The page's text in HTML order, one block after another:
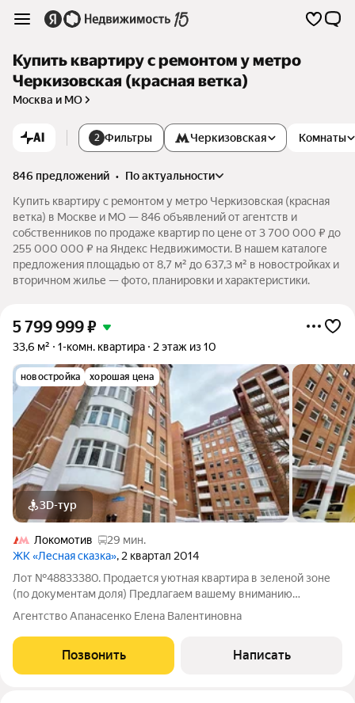
Купить квартиру с ремонтом у метро
Черкизовская (красная ветка)
Москва и МО
AI 2 Фильтры Комнаты
Черкизовская
846 предложений •
по актуальности
Купить квартиру с ремонтом у метро Черкизовская (красная
ветка) в Москве и МО — 846 объявлений от агентств и
собственников по продаже квартир по цене от 3 700 000 ₽ до
255 000 000 ₽ на Яндекс Недвижимости. В нашем каталоге
предложения площадью от 8,7 м² до 637,3 м² в новостройках и
вторичном жилье — фото, планировки и характеристики.
5 799 999₽
33,6 м² 1-комн. квартира 2 этаж из 10
новостройка хорошая цена
3D-тур
Локомотив
29 мин.
ЖК «Лесная сказка», 2 квартал 2014
Лот №48833380. Продается уютная квартира в зеленой зоне
(по документам доля) Предлагаем вашему вниманию
прекрасную квартиру, идеально подходящую для комфортной
преимуществ развитой городской
Агентство Апанасенко Елена Валентиновна
Позвонить Написать